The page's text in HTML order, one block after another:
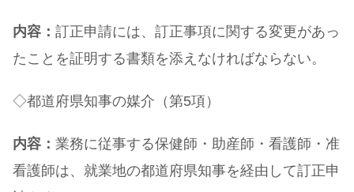
内容： 訂正申請には、訂正事項に関する変更があっ
たことを証明する書類を添えなければならない。
◇都道府県知事の媒介（第5項）
内容： 業務に従事する保健師・助産師・看護師・准
看護師は、就業地の都道府県知事を経由して訂正申